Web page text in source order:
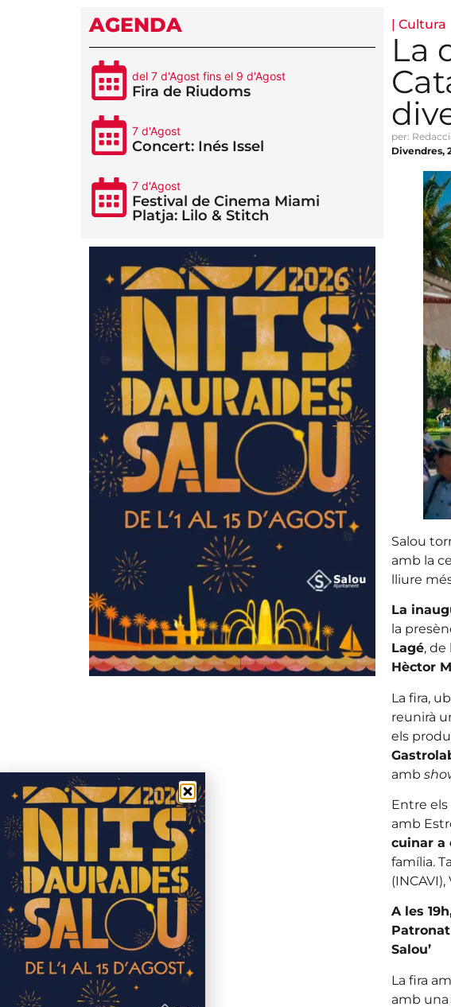
AGENDA
del 7 d'Agost fins el 9 d'Agost
Fira de Riudoms
7 d'Agost
Concert: Inés Issel
7 d'Agost
Festival de Cinema Miami
Platja: Lilo & Stitch
| Cultura
La
per:
Divendres,
Salou
amb la
lliure
La
la
Lagé, de
Hèctor
La fira,
reunirà
els
amb
Entre
amb
cuinar a
família.
(INCAVI),
A les
Salou’
La fira
amb una